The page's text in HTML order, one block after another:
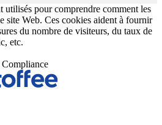
utilisés pour comprendre comment les
site Web. Ces cookies aident à fournir
du nombre de visiteurs, du taux de
etc.